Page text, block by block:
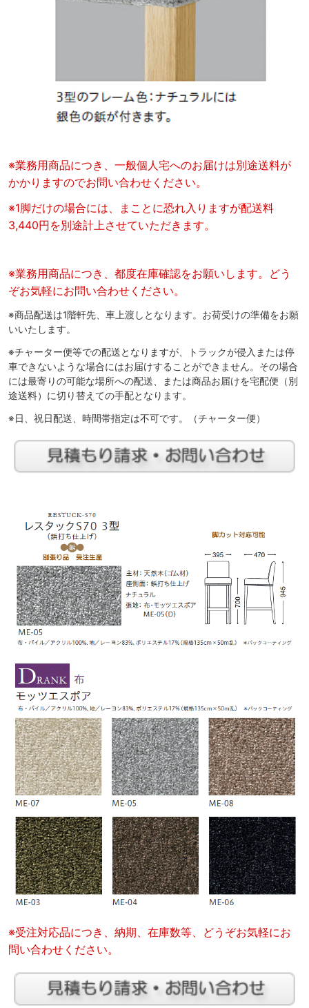
※業務用商品につき、一般個人宅へのお届けは別途送料が
かかりますのでお問い合わせください。
※1脚だけの場合には、まことに恐れ入りますが配送料
3,440円を別途計上させていただきます。
※業務用商品につき、都度在庫確認をお願いします。どう
ぞお気軽にお問い合わせください。
※商品配送は1階軒先、車上渡しとなります。お荷受けの準備をお願
いいたします。
※チャーター便等での配送となりますが、トラックが侵入または停
車できないような場合にはお届けすることができません。その場合
には最寄りの可能な場所への配送、または商品お届けを宅配便（別
途送料）に切り替えての手配となります。
※日、祝日配送、時間帯指定は不可です。（チャーター便）
※受注対応品につき、納期、在庫数等、どうぞお気軽にお
問い合わせください。